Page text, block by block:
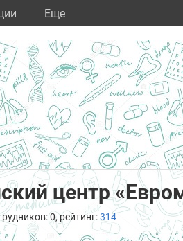
Eще
центр
0, рейтинг:314